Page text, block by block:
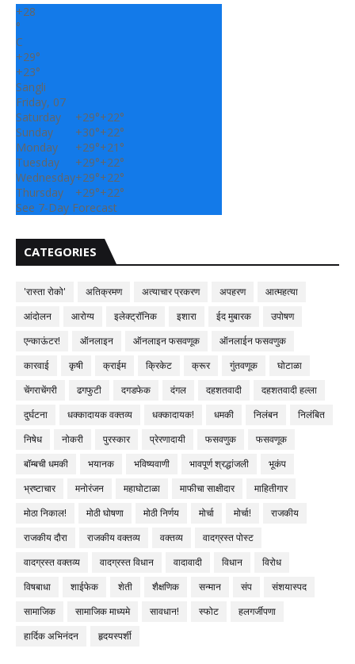
+28
°
C
+29°
+23°
Sangli
Friday, 07
Saturday
+29°+22°
Sunday
+30°+22°
Monday
+29°+21°
Tuesday
+29°+22°
Wednesday+29°+22°
Thursday
+29°+22°
See 7-Day Forecast
CATEGORIES
'रास्ता रोको' अतिक्रमण अत्याचार प्रकरण अपहरण
आत्महत्या
आंदोलन
आरोग्य इलेक्ट्रॉनिक इशारा ईद मुबारक
उपोषण
एन्काऊंटर!
ऑनलाइन ऑनलाइन फसवणूक
ऑनलाईन फसवणुक
कारवाई
कृषी क्राईम क्रिकेट क्रूर गुंतवणूक
घोटाळा
चेंगराचेंगरी
ढगफुटी दगडफेक दंगल दहशतवादी
दहशतवादी हल्ला
दुर्घटना
धक्कादायक वक्तव्य धक्कादायक! धमकी निलंबन
निलंबित
निषेध
नोकरी पुरस्कार प्रेरणादायी फसवणुक
फसवणूक
बॉम्बची धमकी
भयानक भविष्यवाणी भावपूर्ण श्रद्धांजली
भूकंप
भ्रष्टाचार
मनोरंजन महाघोटाळा माफीचा साक्षीदार
माहितीगार
मोठा निकाल!
मोठी घोषणा मोठी निर्णय मोर्चा मोर्चा!
राजकीय
राजकीय दौरा
राजकीय वक्तव्य वक्तव्य
वादग्रस्त पोस्ट
वादग्रस्त वक्तव्य
वादग्रस्त विधान वादावादी विधान
विरोध
विषबाधा
शाईफेक शेती शैक्षणिक सन्मान संप
संशयास्पद
सामाजिक
सामाजिक माध्यमे सावधान! स्फोट
हलगर्जीपणा
हार्दिक अभिनंदन
हृदयस्पर्शी